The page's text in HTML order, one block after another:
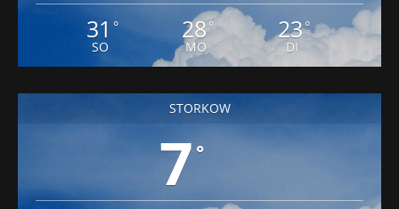
31 °
SO
28°
MO
23°
DI
STORKOW
7°